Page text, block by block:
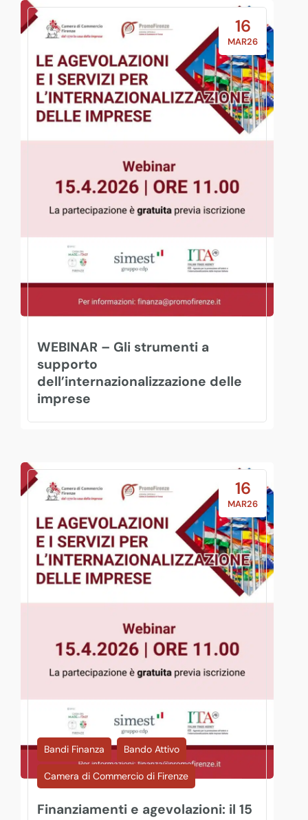
16
MAR26
WEBINAR – Gli strumenti a
supporto
dell’internazionalizzazione delle
imprese
16
MAR26
Bandi Finanza Bando Attivo
Camera di Commercio di Firenze
Finanziamenti e agevolazioni: il 15